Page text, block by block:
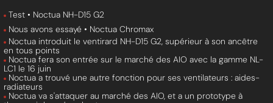
Test • Noctua NH-D15 G2
Nous avons essayé • Noctua Chromax
Noctua introduit le ventirard NH-D15 G2, supérieur à son ancêtre
en tous points
Noctua fera son entrée sur le marché des AIO avec la gamme NL-
LC1 le 16 juin
Noctua a trouvé une autre fonction pour ses ventilateurs : aides-
radiateurs
Noctua va s'attaquer au marché des AIO, et a un prototype à